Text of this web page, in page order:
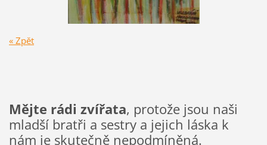
« Zpět
Mějte rádi zvířata, protože jsou naši
mladší bratři a sestry a jejich láska k
nám je skutečně nepodmíněná.